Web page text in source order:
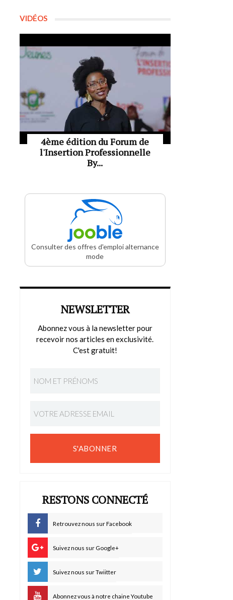
VIDÉOS
4ème édition du Forum de
l'Insertion Professionnelle
By...
Consulter des offres d'emploi alternance
mode
NEWSLETTER
Abonnez vous à la newsletter pour
recevoir nos articles en exclusivité.
C'est gratuit!
S'ABONNER
RESTONS CONNECTÉ
Retrouvez nous sur Facebook
Suivez nous sur Google+
Suivez nous sur Twiitter
Abonnez vous à notre chaine Youtube